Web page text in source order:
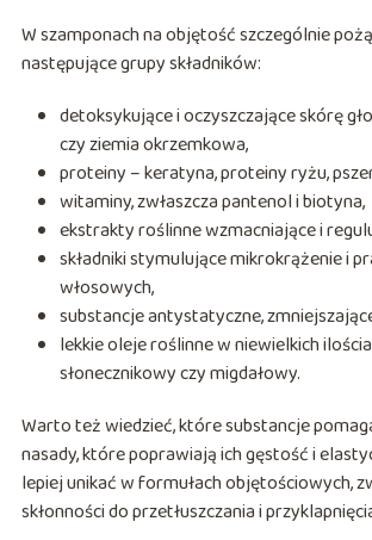
W szamponach na objętość szczególnie
następujące grupy składników:
detoksykujące i oczyszczające skórę
czy ziemia okrzemkowa,
proteiny – keratyna, proteiny ryżu,
witaminy, zwłaszcza pantenol i biotyna,
ekstrakty roślinne wzmacniające i
składniki stymulujące mikrokrążenie i
włosowych,
substancje antystatyczne,
lekkie oleje roślinne w niewielkich
słonecznikowy czy migdałowy.
Warto też wiedzieć, które substancje
nasady, które poprawiają ich gęstość i
lepiej unikać w formułach objętościowych,
skłonności do przetłuszczania i